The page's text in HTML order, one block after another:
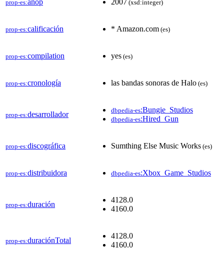
prop-es: (xsd:integer)
prop-es:calificación * Amazon.com (es)
prop-es:compilation yes (es)
prop-es:cronología las bandas sonoras de Halo (es)
prop-es:desarrollador dbpedia-es:Bungie_Studios
dbpedia-es:Hired_Gun
prop-es:discográfica Sumthing Else Music Works (es)
prop-es:distribuidora dbpedia-es:Xbox_Game_Studios
prop-es:duración
4128.0
4160.0
prop-es:duraciónTotal
4128.0
4160.0